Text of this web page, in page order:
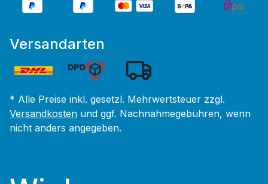
Versandarten
* Alle Preise inkl. gesetzl. Mehrwertsteuer zzgl.
Versandkosten und ggf. Nachnahmegebühren, wenn
nicht anders angegeben.